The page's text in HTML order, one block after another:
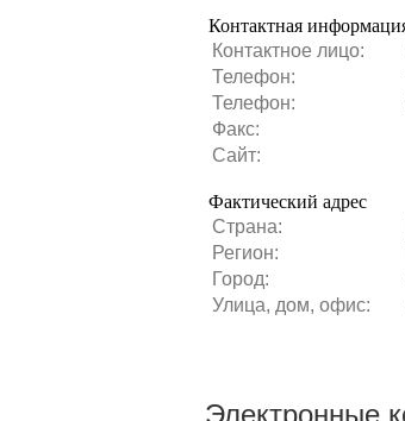
Контактная
Контактное лицо:
Телефон:
Телефон:
Факс:
Сайт:
Фактический адрес
Страна:
Регион:
Город:
Улица, дом, офис:
Электронные